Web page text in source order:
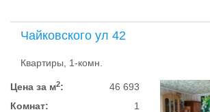
Чайковского ул 42
Квартиры, 1-комн.
Цена за м2:
46 693
Комнат:
1